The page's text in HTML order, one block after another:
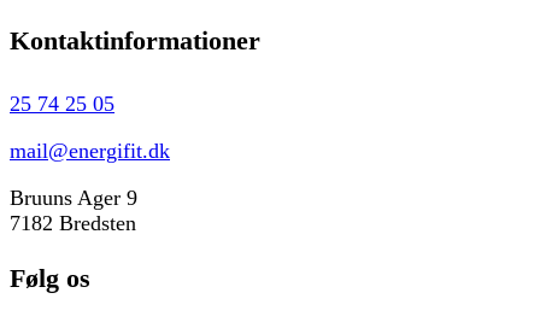
Kontaktinformationer
25 74 25 05
mail@energifit.dk
Bruuns Ager 9
7182 Bredsten
Følg os